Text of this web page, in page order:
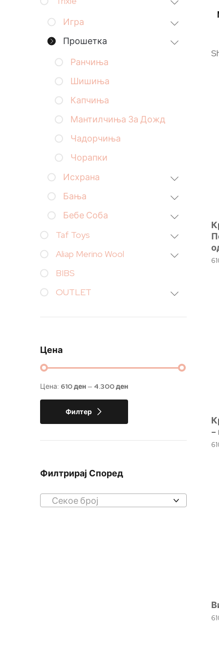
–
Игра
Прошетка
Ранчиња
Шишиња
Капчиња
Мантилчиња За Дожд
Чадорчиња
Чорапки
Исхрана
Бања
Бебе Соба
Taf Toys
Aliap Merino Wool
BIBS
OUTLET
Цена
Филтер
Цена: 610 ден— 4.300 ден
Филтрирај Според
Секое број